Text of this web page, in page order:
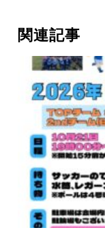
関連記事